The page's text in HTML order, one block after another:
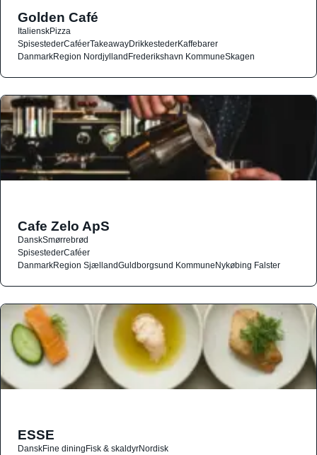
Golden Café
ItalienskPizza
SpisestederCaféerTakeawayDrikkestederKaffebarer
DanmarkRegion NordjyllandFrederikshavn KommuneSkagen
Cafe Zelo ApS
DanskSmørrebrød
SpisestederCaféer
DanmarkRegion SjællandGuldborgsund KommuneNykøbing Falster
ESSE
DanskFine diningFisk & skaldyrNordisk